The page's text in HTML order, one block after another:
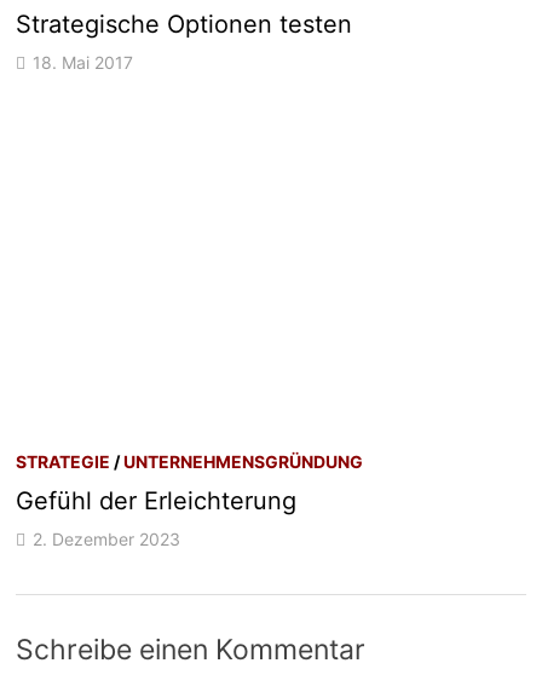
Strategische Optionen testen
18. Mai 2017
STRATEGIE /UNTERNEHMENSGRÜNDUNG
Gefühl der Erleichterung
2. Dezember 2023
Schreibe einen Kommentar